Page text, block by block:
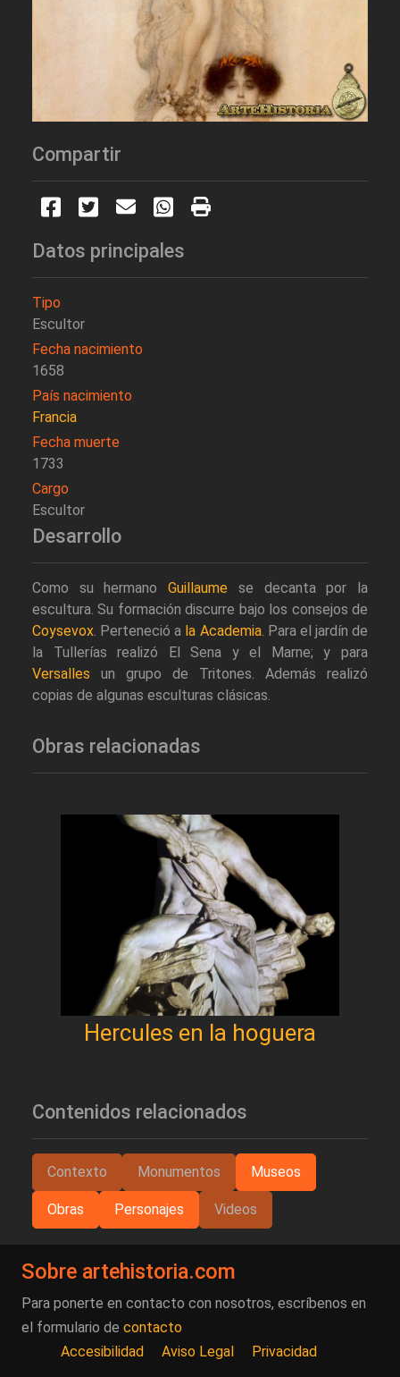
Compartir
Datos principales
Tipo
Escultor
Fecha nacimiento
1658
País nacimiento
Francia
Fecha muerte
1733
Cargo
Escultor
Desarrollo
Como su hermanoGuillaume se decanta por la
escultura. Su formación discurre bajo los consejos de
Coysevox. Perteneció a la Academia. Para el jardín de
la Tullerías realizó El Sena y el Marne; y para
Versalles un grupo de Tritones. Además realizó
copias de algunas esculturas clásicas.
Obras relacionadas
Hercules en la hoguera
Contenidos relacionados
Contexto Monumentos Museos
Obras Personajes Videos
Sobre artehistoria.com
Para ponerte en contacto con nosotros, escríbenos en
el formulario de contacto
Accesibilidad
Aviso Legal Privacidad